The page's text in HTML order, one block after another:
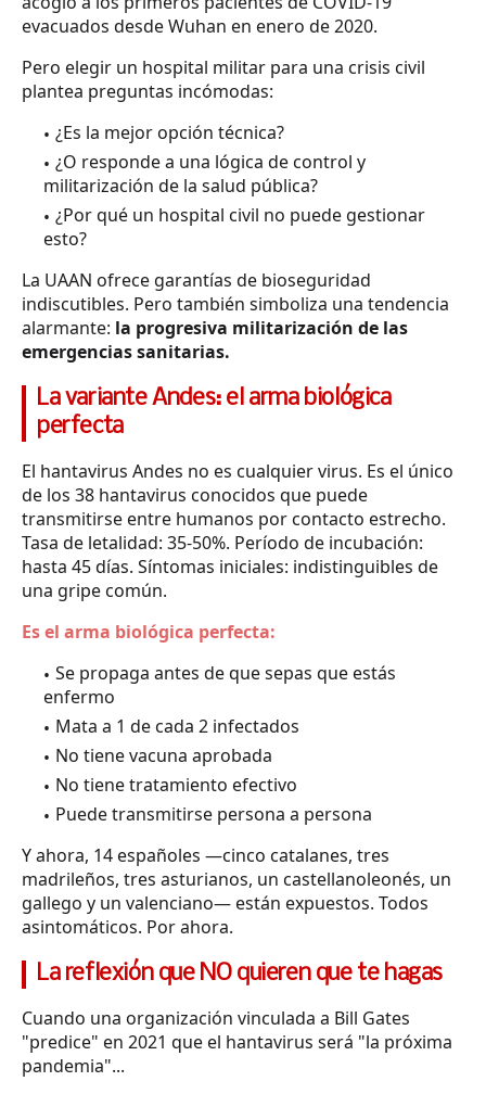
evacuados desde Wuhan en enero de 2020.
Pero elegir un hospital militar para una crisis civil
plantea preguntas incómodas:
¿Es la mejor opción técnica?
¿O responde a una lógica de control y
militarización de la salud pública?
¿Por qué un hospital civil no puede gestionar
esto?
La UAAN ofrece garantías de bioseguridad
indiscutibles. Pero también simboliza una tendencia
alarmante: la progresiva militarización de las
emergencias sanitarias.
La variante Andes: el arma biológica
perfecta
El hantavirus Andes no es cualquier virus. Es el único
de los 38 hantavirus conocidos que puede
transmitirse entre humanos por contacto estrecho.
Tasa de letalidad: 35-50%. Período de incubación:
hasta 45 días. Síntomas iniciales: indistinguibles de
una gripe común.
Es el arma biológica perfecta:
Se propaga antes de que sepas que estás
enfermo
Mata a 1 de cada 2 infectados
No tiene vacuna aprobada
No tiene tratamiento efectivo
Puede transmitirse persona a persona
Y ahora, 14 españoles —cinco catalanes, tres
madrileños, tres asturianos, un castellanoleonés, un
gallego y un valenciano— están expuestos. Todos
asintomáticos. Por ahora.
La reflexión que NO quieren que te hagas
Cuando una organización vinculada a Bill Gates
"predice" en 2021 que el hantavirus será "la próxima
pandemia"...